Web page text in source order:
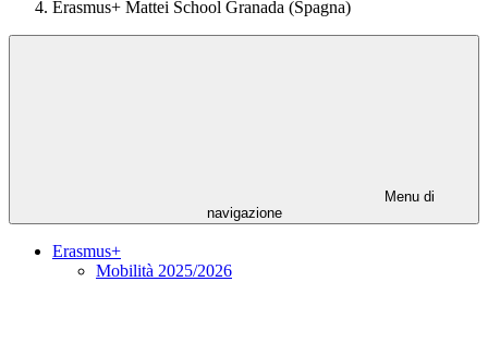
Erasmus+ Mattei School Granada (Spagna)
Menu di
navigazione
Erasmus+
Mobilità 2025/2026